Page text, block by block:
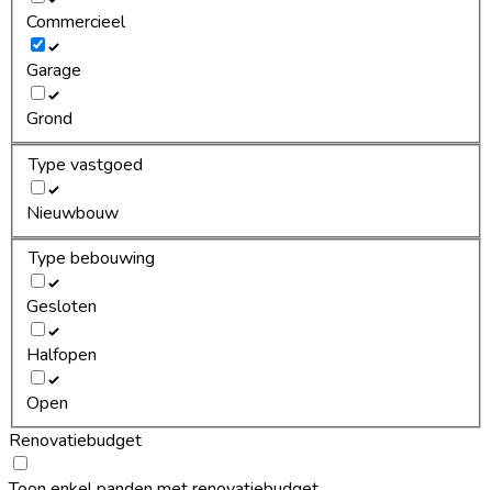
Commercieel
Garage
Grond
Type vastgoed
Nieuwbouw
Type bebouwing
Gesloten
Halfopen
Open
Renovatiebudget